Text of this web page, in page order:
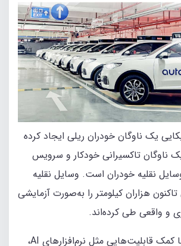
یک ناوگان خودران ریلی ایجاد کرده
ناوگان تاکسیرانی خودکار و سرویس
نقلیه خودران است. وسایل نقلیه
هزاران کیلومتر را به‌صورت آزمایشی
و واقعی طی کرده‌اند.
این وسایل نقلیه با کمک قابلیت‌هایی مثل نرم‌افزارهای AI،